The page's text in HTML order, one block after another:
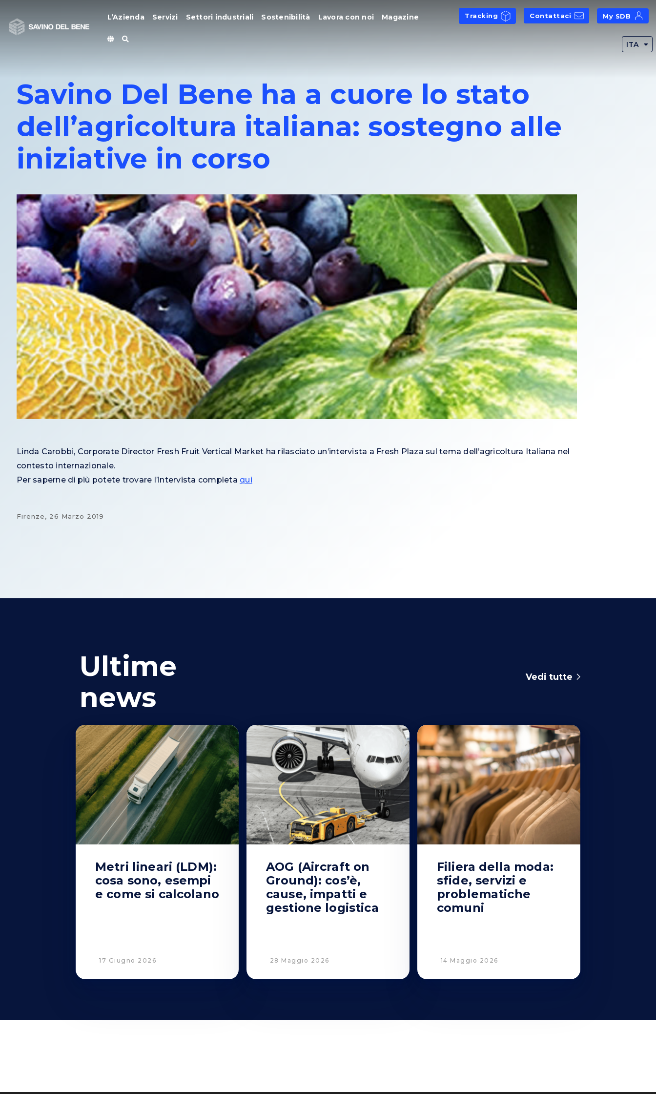
contenuto
L’Azienda Servizi Settori industriali Sostenibilità Lavora con noi Magazine Tracking Contattaci My SDB
ITA
Savino Del Bene ha a cuore lo stato
dell’agricoltura italiana: sostegno alle
iniziative in corso
Linda Carobbi, Corporate Director Fresh Fruit Vertical Market ha rilasciato un’intervista a Fresh Plaza sul tema dell’agricoltura Italiana nel
contesto internazionale.
Per saperne di più potete trovare l’intervista completa qui
Firenze, 26 Marzo 2019
Ultime
news
Vedi tutte
Metri lineari (LDM):
cosa sono, esempi
e come si calcolano
17 Giugno 2026
AOG (Aircraft on
Ground): cos’è,
cause, impatti e
gestione logistica
28 Maggio 2026
Filiera della moda:
sfide, servizi e
problematiche
comuni
14 Maggio 2026
Informativa Candidati
Whistleblowing